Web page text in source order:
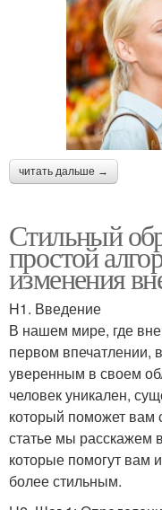
читать дальше →
Стильный
простой
изменения
H1. Введение
В нашем мире, где
первом впечатлении,
уверенным в своем
человек уникален,
который поможет вам
статье мы расскажем
которые помогут вам
более стильным.